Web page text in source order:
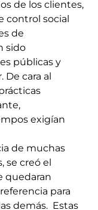
de los clientes,
control social
de
sido
públicas y
De cara al
exigían
de muchas
se creó el
quedaran
para
demás. Estas